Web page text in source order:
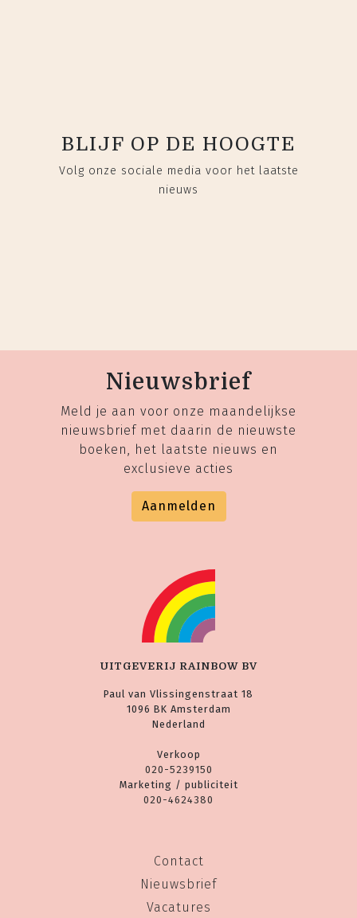
BLIJF OP DE HOOGTE
Volg onze sociale media voor het laatste
nieuws
Nieuwsbrief
Meld je aan voor onze maandelijkse
nieuwsbrief met daarin de nieuwste
boeken, het laatste nieuws en
exclusieve acties
Aanmelden
UITGEVERIJ RAINBOW BV
Paul van Vlissingenstraat 18
1096 BK Amsterdam
Nederland
Verkoop
020-5239150
Marketing / publiciteit
020-4624380
Contact
Nieuwsbrief
Vacatures